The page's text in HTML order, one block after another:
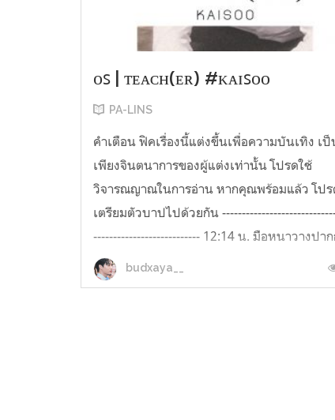
ᴏꜱ | ᴛᴇᴀᴄʜ(ᴇʀ) #ᴋᴀɪꜱᴏᴏ
PA-LINS
คำเตือน ฟิคเรื่องนี้แต่งขึ้นเพื่อความบันเทิง เ
เพียงจินตนาการของผู้แต่งเท่านั้น โปรดใช้
วิจารณญาณในการอ่าน หากคุณพร้อมแล้ว โปร
เตรียมตัวบาปไปด้วยกัน
--------------------------- 12:14 น. มือหนาวางปาก
ในมือลงแล้วหันมองนาฬิกาบนข้อมือซ้ายเพื่อดู
เวลาก่อนที่จะกดรอยยิ้มตร...
budxaya__